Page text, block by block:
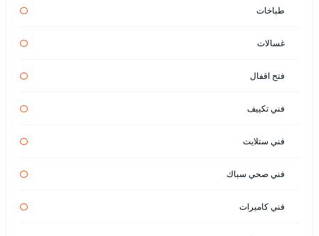
طباخات
غسالات
فتح اقفال
فني تكييف
فني ستلايت
فني صحي سباك
فني كاميرات